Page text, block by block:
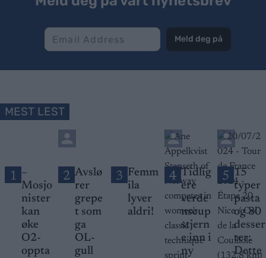
Meld deg på
MEST LEST
1 –
Mosjo
nister
kan
øke
O2-
oppta
2 Avslø
rer
grepe
t som
ga
OL-
gull
3 Femm
ila
lyver
aldri!
4 Tidlig
ere
verde
nscup
stjern
e inn i
ny
5
15
typer
pasta
og 80
desser
ter:
Dette